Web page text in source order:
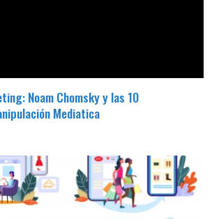
Noam Chomsky y las 10
Mediatica